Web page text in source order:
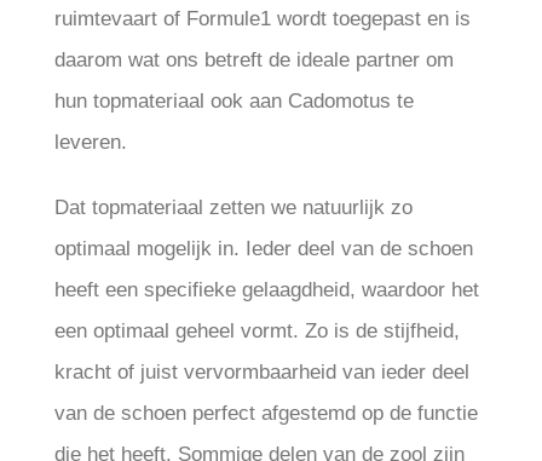
ruimtevaart of Formule1 wordt toegepast en is
daarom wat ons betreft de ideale partner om
hun topmateriaal ook aan Cadomotus te
leveren.
Dat topmateriaal zetten we natuurlijk zo
optimaal mogelijk in. Ieder deel van de schoen
heeft een specifieke gelaagdheid, waardoor het
een optimaal geheel vormt. Zo is de stijfheid,
kracht of juist vervormbaarheid van ieder deel
van de schoen perfect afgestemd op de functie
die het heeft. Sommige delen van de zool zijn